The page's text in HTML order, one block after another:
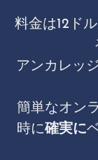
料金は12ド
アンカレッ
簡単なオン
時に確実に